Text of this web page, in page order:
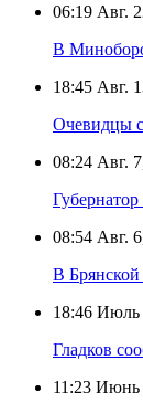
06:19 Авг.
В
18:45 Авг.
Очевидцы
08:24 Авг.
08:54 Авг.
В Брянской
18:46 Июль
Гладков
11:23 Июнь